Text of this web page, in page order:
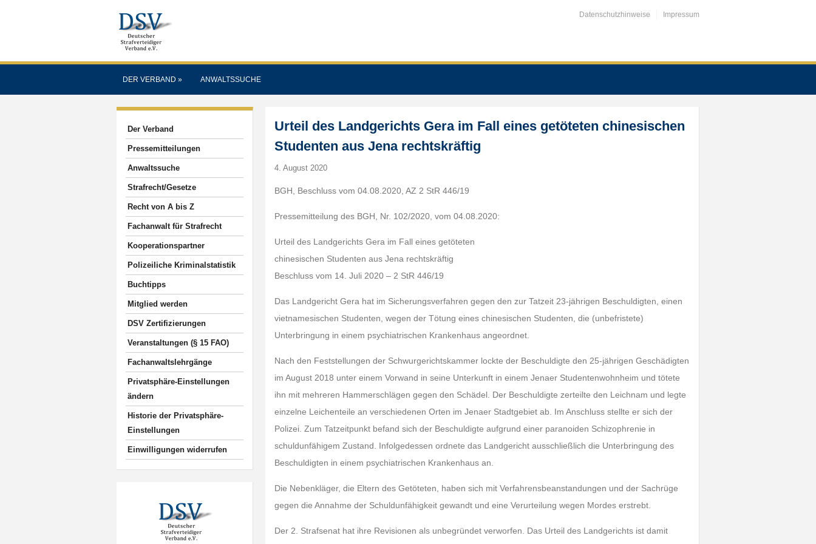
Datenschutzhinweise Impressum
DER VERBAND » ANWALTSSUCHE
Der Verband
Pressemitteilungen
Anwaltssuche
Strafrecht/Gesetze
Recht von A bis Z
Fachanwalt für Strafrecht
Kooperationspartner
Polizeiliche Kriminalstatistik
Buchtipps
Mitglied werden
DSV Zertifizierungen
Veranstaltungen (§ 15 FAO)
Fachanwaltslehrgänge
Privatsphäre-Einstellungen
ändern
Historie der Privatsphäre-
Einstellungen
Einwilligungen widerrufen
Urteil des Landgerichts Gera im Fall eines getöteten chinesischen
Studenten aus Jena rechtskräftig
4. August 2020
BGH, Beschluss vom 04.08.2020, AZ 2 StR 446/19
Pressemitteilung des BGH, Nr. 102/2020, vom 04.08.2020:
Urteil des Landgerichts Gera im Fall eines getöteten
chinesischen Studenten aus Jena rechtskräftig
Beschluss vom 14. Juli 2020 – 2 StR 446/19
Das Landgericht Gera hat im Sicherungsverfahren gegen den zur Tatzeit 23-jährigen Beschuldigten, einen
vietnamesischen Studenten, wegen der Tötung eines chinesischen Studenten, die (unbefristete)
Unterbringung in einem psychiatrischen Krankenhaus angeordnet.
Nach den Feststellungen der Schwurgerichtskammer lockte der Beschuldigte den 25-jährigen Geschädigten
im August 2018 unter einem Vorwand in seine Unterkunft in einem Jenaer Studentenwohnheim und tötete
ihn mit mehreren Hammerschlägen gegen den Schädel. Der Beschuldigte zerteilte den Leichnam und legte
einzelne Leichenteile an verschiedenen Orten im Jenaer Stadtgebiet ab. Im Anschluss stellte er sich der
Polizei. Zum Tatzeitpunkt befand sich der Beschuldigte aufgrund einer paranoiden Schizophrenie in
schuldunfähigem Zustand. Infolgedessen ordnete das Landgericht ausschließlich die Unterbringung des
Beschuldigten in einem psychiatrischen Krankenhaus an.
Die Nebenkläger, die Eltern des Getöteten, haben sich mit Verfahrensbeanstandungen und der Sachrüge
gegen die Annahme der Schuldunfähigkeit gewandt und eine Verurteilung wegen Mordes erstrebt.
Der 2. Strafsenat hat ihre Revisionen als unbegründet verworfen. Das Urteil des Landgerichts ist damit